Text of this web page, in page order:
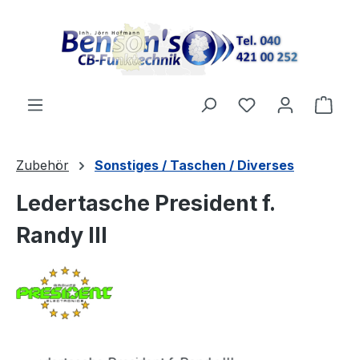
Du hast 0
Zubehör Sonstiges / Taschen / Diverses
Ledertasche President f.
Randy III